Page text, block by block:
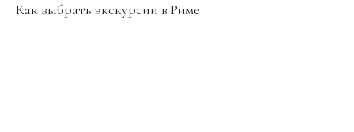
Как выбрать экскурсии в Риме